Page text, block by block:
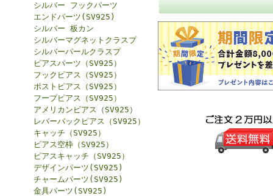
シルバー フックパーツ
エンドパーツ(SV925)
シルバー 板カン
シルバーマグネットクラスプ
シルバーパールクラスプ
ピアスパーツ（SV925）
フックピアス（SV925）
ポストピアス（SV925）
フープピアス（SV925）
アメリカンピアス（SV925）
レバーバックピアス（SV925）
キャッチ（SV925）
ピアス空枠（SV925）
ピアスキャッチ（SV925）
デザインパーツ(SV925)
チャームパーツ(SV925)
金具パーツ(SV925)